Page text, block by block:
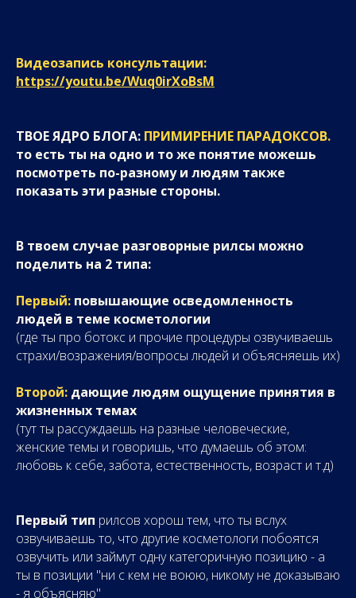
Видеозапись консультации:
https://youtu.be/Wuq0irXoBsM
ТВОЕ ЯДРО БЛОГА: ПРИМИРЕНИЕ ПАРАДОКСОВ.
то есть ты на одно и то же понятие можешь
посмотреть по-разному и людям также
показать эти разные стороны.
В твоем случае разговорные рилсы можно
поделить на 2 типа:
Первый: повышающие осведомленность
людей в теме косметологии
(где ты про ботокс и прочие процедуры озвучиваешь
страхи/возражения/вопросы людей и объясняешь их)
Второй: дающие людям ощущение принятия в
жизненных темах
(тут ты рассуждаешь на разные человеческие,
женские темы и говоришь, что думаешь об этом:
любовь к себе, забота, естественность, возраст и т.д)
Первый тип рилсов хорош тем, что ты вслух
озвучиваешь то, что другие косметологи побоятся
озвучить или займут одну категоричную позицию - а
ты в позиции "ни с кем не воюю, никому не доказываю
- я объясняю"